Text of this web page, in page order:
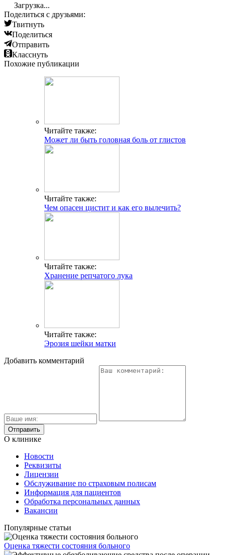
Загрузка...
Поделиться с друзьями:
Твитнуть
Поделиться
Отправить
Класснуть
Похожие публикации
Читайте также:
Может ли быть головная боль от глистов
Читайте также:
Чем опасен цистит и как его вылечить?
Читайте также:
Хранение репчатого лука
Читайте также:
Эрозия шейки матки
Добавить комментарий
О клинике
Новости
Реквизиты
Лицензии
Обслуживание по страховым полисам
Информация для пациентов
Обработка персональных данных
Вакансии
Популярные статьи
Оценка тяжести состояния больного